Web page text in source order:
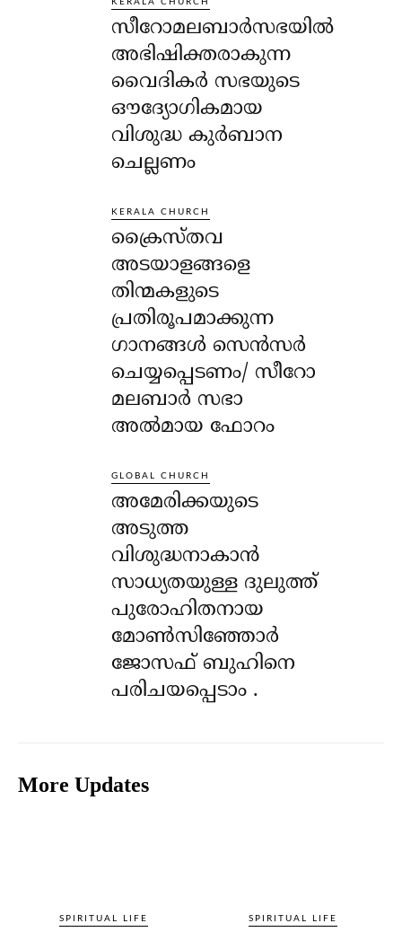
KERALA CHURCH
സീറോമലബാർസഭയിൽ
അഭിഷിക്തരാകുന്ന
വൈദികർ സഭയുടെ
ഔദ്യോഗികമായ
വിശുദ്ധ കുർബാന
ചെല്ലണം
KERALA CHURCH
ക്രൈസ്തവ
അടയാളങ്ങളെ
തിന്മകളുടെ
പ്രതിരൂപമാക്കുന്ന
ഗാനങ്ങൾ സെൻസർ
ചെയ്യപ്പെടണം/ സീറോ
മലബാർ സഭാ
അൽമായ ഫോറം
GLOBAL CHURCH
അമേരിക്കയുടെ
അടുത്ത
വിശുദ്ധനാകാൻ
സാധ്യതയുള്ള ദുലുത്ത്
പുരോഹിതനായ
മോൺസിഞ്ഞോർ
ജോസഫ് ബുഹിനെ
പരിചയപ്പെടാം .
More Updates
SPIRITUAL LIFE SPIRITUAL LIFE